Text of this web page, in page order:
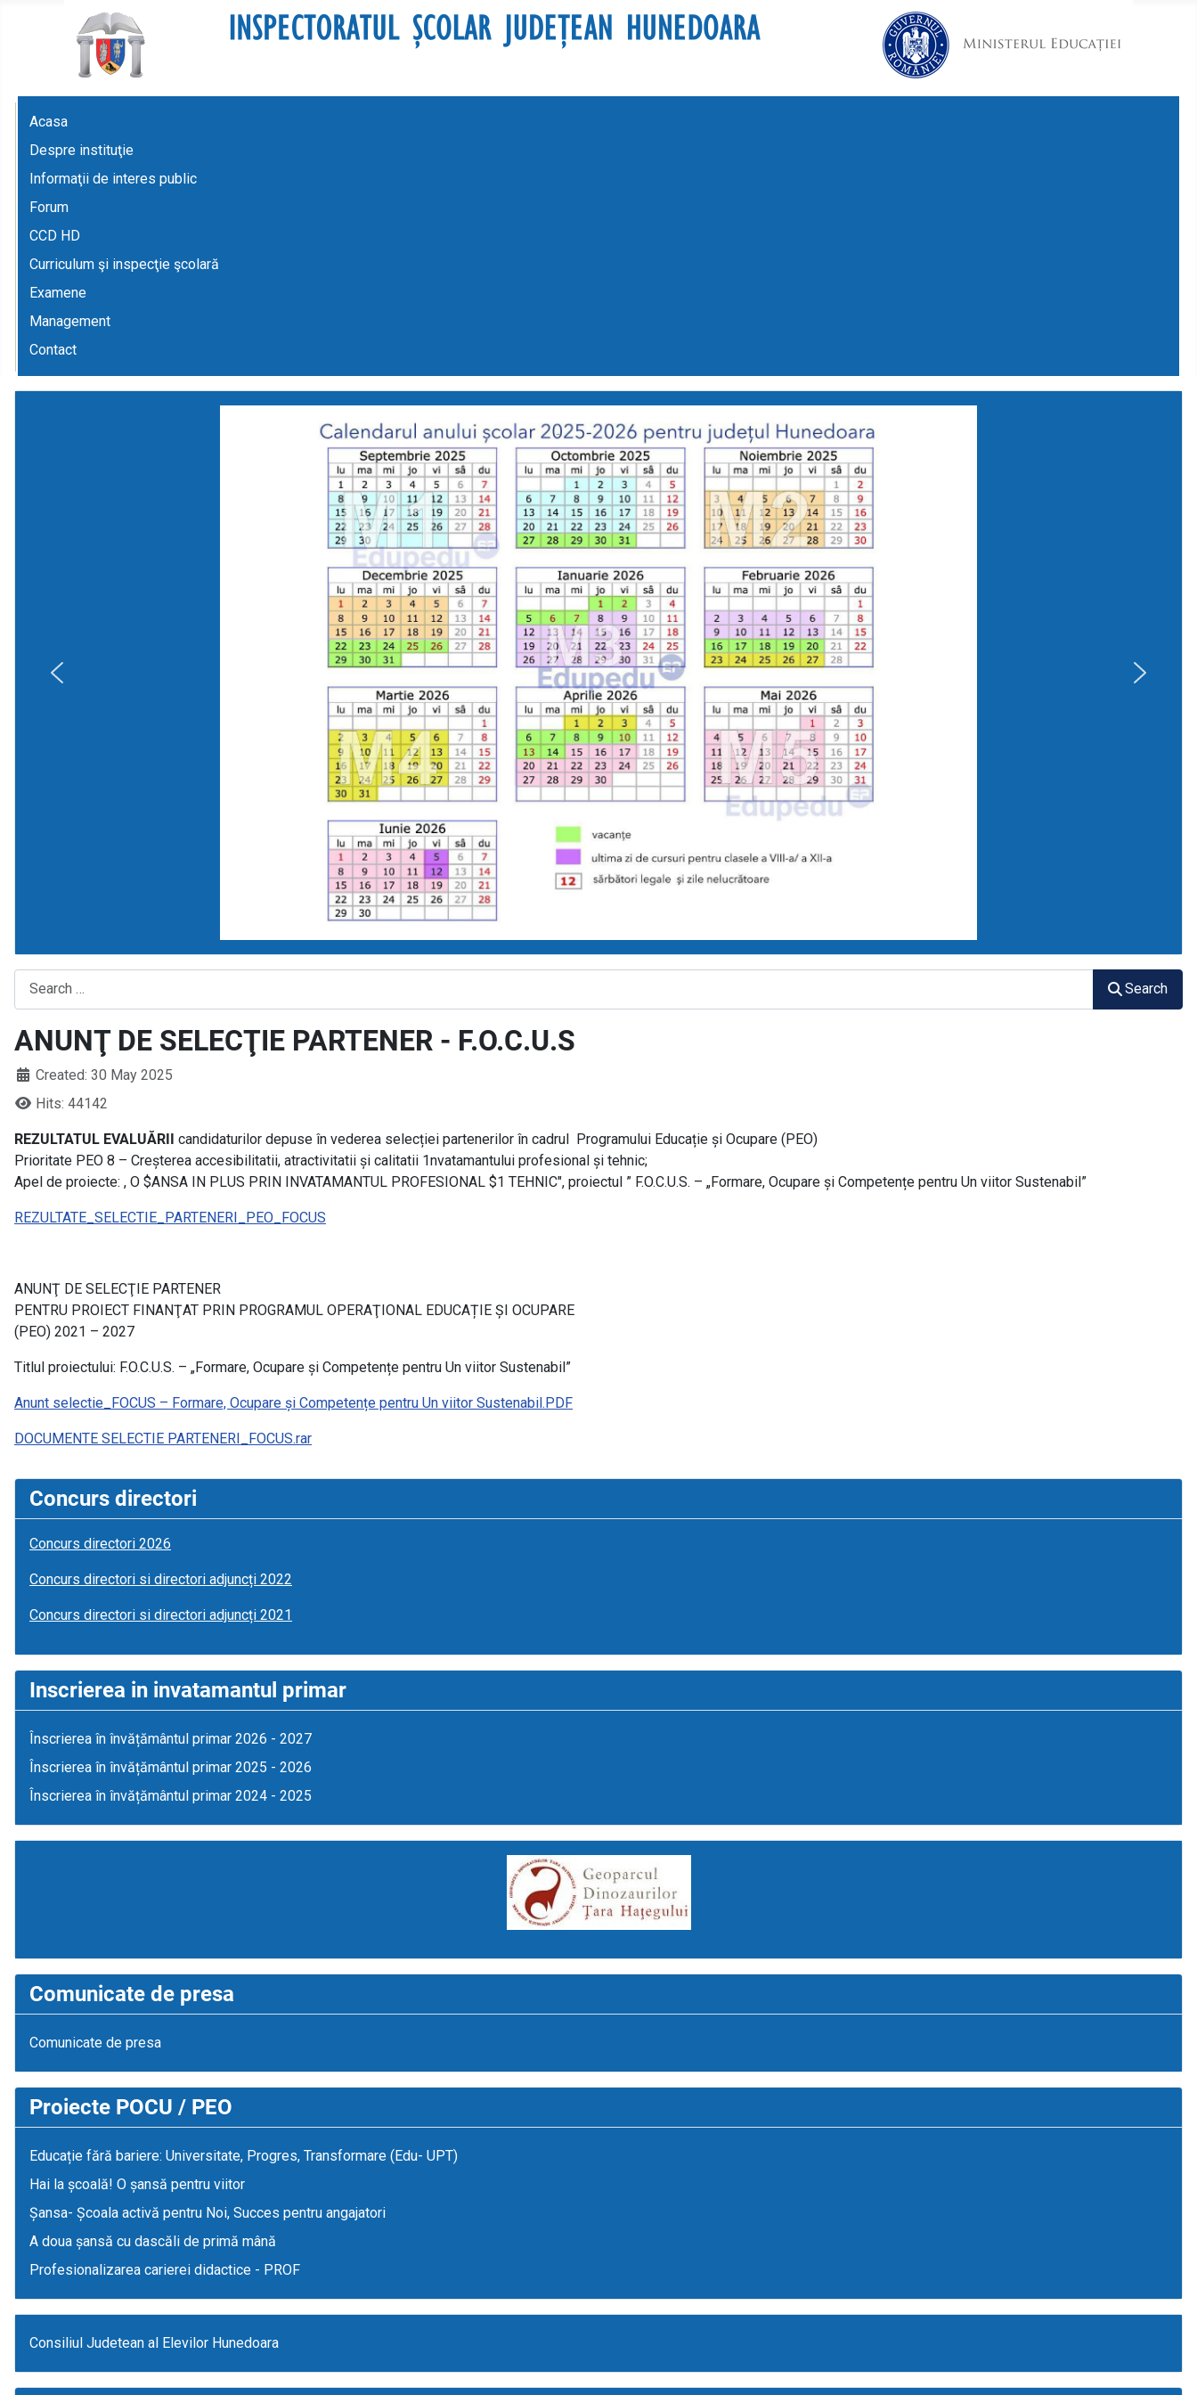
Acasa
Despre instituţie
Informaţii de interes public
Forum
CCD HD
Curriculum şi inspecţie şcolară
Examene
Management
Contact
Search
ANUNŢ DE SELECŢIE PARTENER - F.O.C.U.S
Created: 30 May 2025
Hits: 44142
REZULTATUL EVALUĂRII candidaturilor depuse în vederea selecției partenerilor în cadrul Programului Educație și Ocupare (PEO)
Prioritate PEO 8 – Creșterea accesibilitatii, atractivitatii și calitatii 1nvatamantului profesional și tehnic;
Apel de proiecte: , O $ANSA IN PLUS PRIN INVATAMANTUL PROFESIONAL $1 TEHNIC", proiectul ” F.O.C.U.S. – „Formare, Ocupare și Competențe pentru Un viitor Sustenabil”
REZULTATE_SELECTIE_PARTENERI_PEO_FOCUS
ANUNŢ DE SELECŢIE PARTENER
PENTRU PROIECT FINANŢAT PRIN PROGRAMUL OPERAŢIONAL EDUCAȚIE ȘI OCUPARE
(PEO) 2021 – 2027
Titlul proiectului: F.O.C.U.S. – „Formare, Ocupare și Competențe pentru Un viitor Sustenabil”
Anunt selectie_FOCUS – Formare, Ocupare și Competențe pentru Un viitor Sustenabil.PDF
DOCUMENTE SELECTIE PARTENERI_FOCUS.rar
Concurs directori
Concurs directori 2026
Concurs directori si directori adjuncți 2022
Concurs directori si directori adjuncți 2021
Inscrierea in invatamantul primar
Înscrierea în învățământul primar 2026 - 2027
Înscrierea în învățământul primar 2025 - 2026
Înscrierea în învățământul primar 2024 - 2025
Comunicate de presa
Comunicate de presa
Proiecte POCU / PEO
Educație fără bariere: Universitate, Progres, Transformare (Edu- UPT)
Hai la școală! O șansă pentru viitor
Șansa- Școala activă pentru Noi, Succes pentru angajatori
A doua șansă cu dascăli de primă mână
Profesionalizarea carierei didactice - PROF
Consiliul Judetean al Elevilor Hunedoara